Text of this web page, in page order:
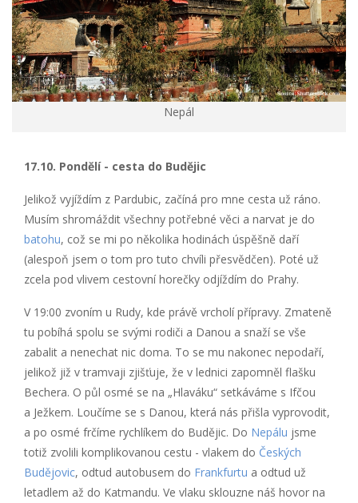
Nepál
17.10. Pondělí - cesta do Budějic
Jelikož vyjíždím z Pardubic, začíná pro mne cesta už ráno.
Musím shromáždit všechny potřebné věci a narvat je do
batohu, což se mi po několika hodinách úspěšně daří
(alespoň jsem o tom pro tuto chvíli přesvědčen). Poté už
zcela pod vlivem cestovní horečky odjíždím do Prahy.
V 19:00 zvoním u Rudy, kde právě vrcholí přípravy. Zmateně
tu pobíhá spolu se svými rodiči a Danou a snaží se vše
zabalit a nenechat nic doma. To se mu nakonec nepodaří,
jelikož již v tramvaji zjišťuje, že v lednici zapomněl flašku
Bechera. O půl osmé se na „Hlaváku“ setkáváme s Ifčou
a Ježkem. Loučíme se s Danou, která nás přišla vyprovodit,
a po osmé frčíme rychlíkem do Budějic. Do Nepálu jsme
totiž zvolili komplikovanou cestu - vlakem do Českých
Budějovic, odtud autobusem do Frankfurtu a odtud už
letadlem až do Katmandu. Ve vlaku sklouzne náš hovor na